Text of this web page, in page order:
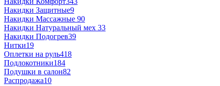
Накидки Защитные9
Накидки Массажные 90
Накидки Натуральный мех 33
Накидки Подогрев39
Нитки19
Оплетки на руль418
Подлокотники184
Подушки в салон82
Распродажа10